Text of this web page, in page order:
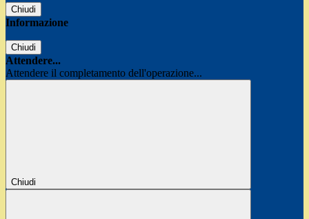
Chiudi
Informazione
Chiudi
Attendere...
Attendere il completamento dell'operazione...
Chiudi